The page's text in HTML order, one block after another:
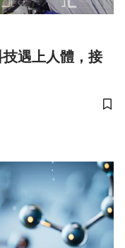
遇上人體，接
儲